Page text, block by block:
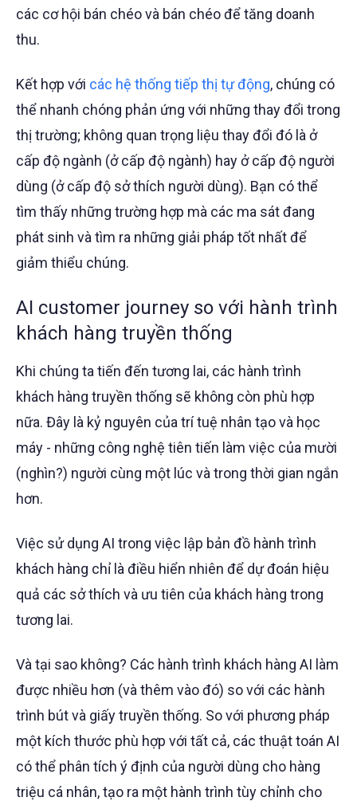
các cơ hội bán chéo và bán chéo để tăng doanh
thu.
Kết hợp với các hệ thống tiếp thị tự động, chúng có
thể nhanh chóng phản ứng với những thay đổi trong
thị trường; không quan trọng liệu thay đổi đó là ở
cấp độ ngành (ở cấp độ ngành) hay ở cấp độ người
dùng (ở cấp độ sở thích người dùng). Bạn có thể
tìm thấy những trường hợp mà các ma sát đang
phát sinh và tìm ra những giải pháp tốt nhất để
giảm thiểu chúng.
AI customer journey so với hành trình
khách hàng truyền thống
Khi chúng ta tiến đến tương lai, các hành trình
khách hàng truyền thống sẽ không còn phù hợp
nữa. Đây là kỷ nguyên của trí tuệ nhân tạo và học
máy - những công nghệ tiên tiến làm việc của mười
(nghìn?) người cùng một lúc và trong thời gian ngắn
hơn.
Việc sử dụng AI trong việc lập bản đồ hành trình
khách hàng chỉ là điều hiển nhiên để dự đoán hiệu
quả các sở thích và ưu tiên của khách hàng trong
tương lai.
Và tại sao không? Các hành trình khách hàng AI làm
được nhiều hơn (và thêm vào đó) so với các hành
trình bút và giấy truyền thống. So với phương pháp
một kích thước phù hợp với tất cả, các thuật toán AI
có thể phân tích ý định của người dùng cho hàng
triệu cá nhân, tạo ra một hành trình tùy chỉnh cho